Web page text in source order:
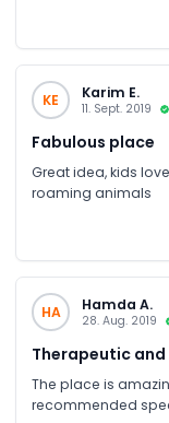
KE Karim E.
11. Sept. 2019
Fabulous place
Great idea, kids
roaming animals
HA Hamda A.
28. Aug. 2019
Therapeutic and
The place is
recommended